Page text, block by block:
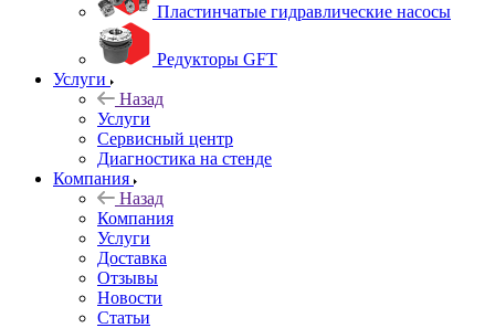
Пластинчатые гидравлические насосы
Редукторы GFT
Услуги
Назад
Услуги
Сервисный центр
Диагностика на стенде
Компания
Назад
Компания
Услуги
Доставка
Отзывы
Новости
Статьи